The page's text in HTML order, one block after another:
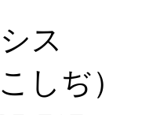
ス
しぢ）